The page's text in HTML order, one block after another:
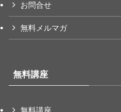
お問合せ
無料メルマガ
無料講座
無料講座